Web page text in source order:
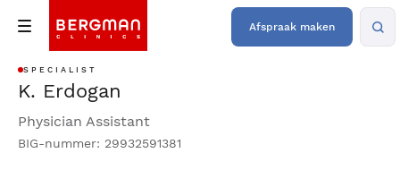
Afspraak maken
SPECIALIST
K. Erdogan
Physician Assistant
BIG-nummer: 29932591381